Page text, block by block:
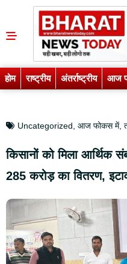
होम राष्ट्रीय अंतर्राष्ट्रीय आज
Uncategorized आज फोकस में,
किसानों को मिला
285 करोड़ का वितरण,